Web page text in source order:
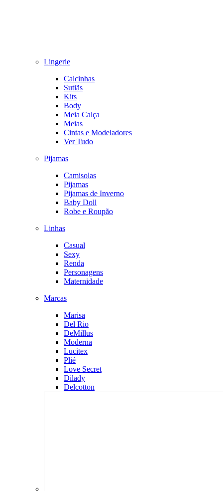
Lingerie
Calcinhas
Sutiãs
Kits
Body
Meia Calça
Meias
Cintas e Modeladores
Ver Tudo
Pijamas
Camisolas
Pijamas
Pijamas de Inverno
Baby Doll
Robe e Roupão
Linhas
Casual
Sexy
Renda
Personagens
Maternidade
Marcas
Marisa
Del Rio
DeMillus
Moderna
Lucitex
Plié
Love Secret
Dilady
Delcotton